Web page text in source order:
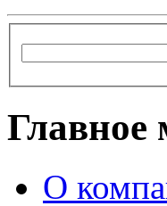
Главное
О